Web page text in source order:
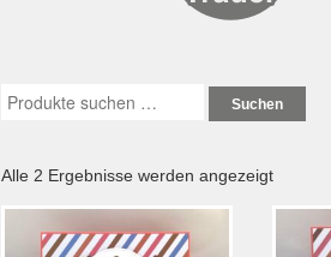
Suchen
Alle 2 Ergebnisse werden angezeigtNach
sortiert